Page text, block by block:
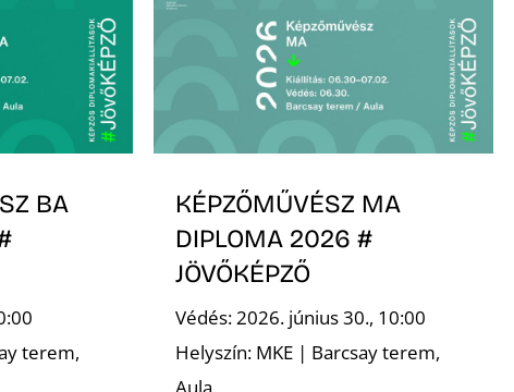
BA
terem,
KÉPZŐMŰVÉSZ MA
DIPLOMA 2026 #
JÖVŐKÉPZŐ
Védés: 2026. június 30., 10:00
Helyszín: MKE | Barcsay terem,